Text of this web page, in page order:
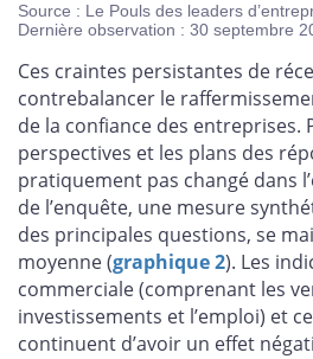
Source : Le Pouls des leaders
Dernière observation : 30 septembre
Ces craintes persistantes de
contrebalancer le
de la confiance des entreprises.
perspectives et les plans des
pratiquement pas changé dans
de l’enquête, une mesure
des principales questions, se
moyenne (graphique 2). Les
commerciale (comprenant les
investissements et l’emploi) et
continuent d’avoir un effet